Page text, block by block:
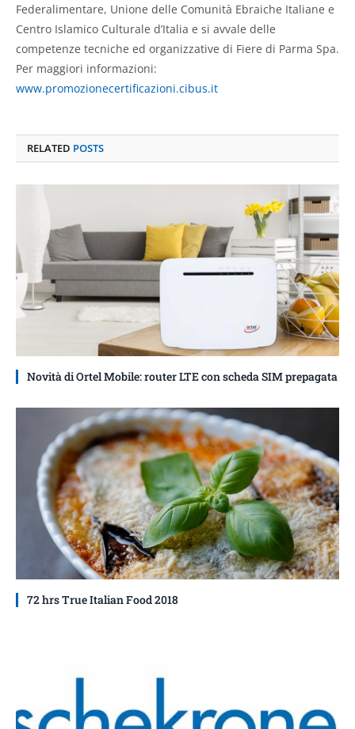
Federalimentare, Unione delle Comunità Ebraiche Italiane e
Centro Islamico Culturale d’Italia e si avvale delle
competenze tecniche ed organizzative di Fiere di Parma Spa.
Per maggiori informazioni:
www.promozionecertificazioni.cibus.it
RELATED POSTS
Novità di Ortel Mobile: router LTE con scheda SIM prepagata
72 hrs True Italian Food 2018